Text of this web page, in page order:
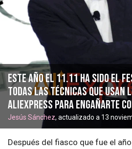
Este año el 11.11 ha sido el
todas las técnicas que usan
AliExpress para engañarte
Jesús Sánchez, actualizado a 13
Después del fiasco que fue el